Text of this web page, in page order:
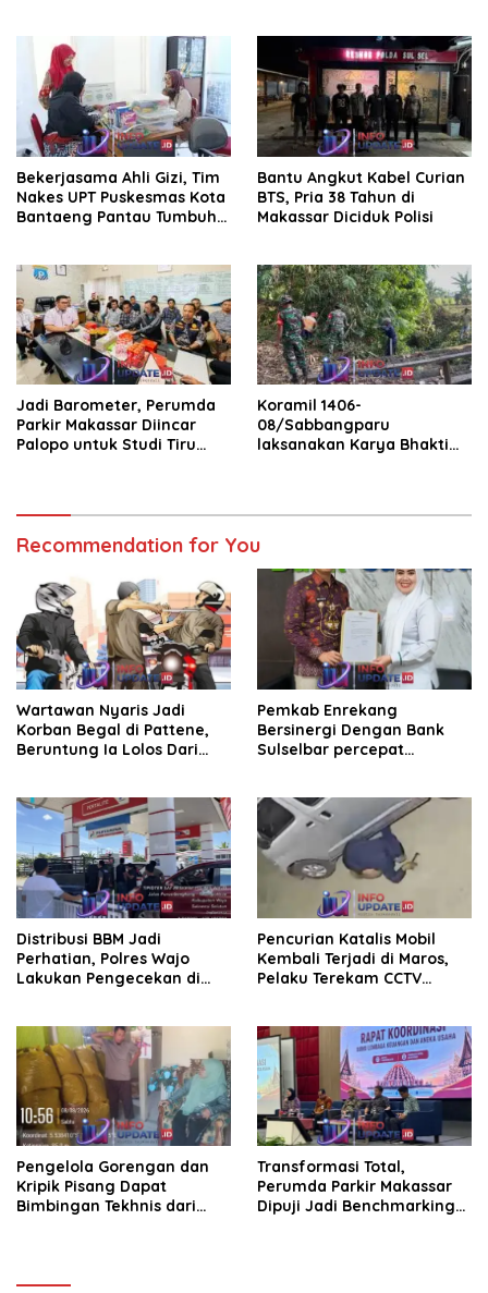
Bekerjasama Ahli Gizi, Tim
Nakes UPT Puskesmas Kota
Bantaeng Pantau Tumbuh
Bantu Angkut Kabel Curian
BTS, Pria 38 Tahun di
Makassar Diciduk Polisi
Jadi Barometer, Perumda
Parkir Makassar Diincar
Palopo untuk Studi Tiru
Koramil 1406-
08/Sabbangparu
laksanakan Karya Bhakti
Recommendation for You
Wartawan Nyaris Jadi
Korban Begal di Pattene,
Beruntung Ia Lolos Dari
Pemkab Enrekang
Bersinergi Dengan Bank
Sulselbar percepat
Lampu Hias
Distribusi BBM Jadi
Perhatian, Polres Wajo
Lakukan Pengecekan di
Pencurian Katalis Mobil
Kembali Terjadi di Maros,
Pelaku Terekam CCTV
Pengelola Gorengan dan
Kripik Pisang Dapat
Bimbingan Tekhnis dari
Transformasi Total,
Perumda Parkir Makassar
Dipuji Jadi Benchmarking